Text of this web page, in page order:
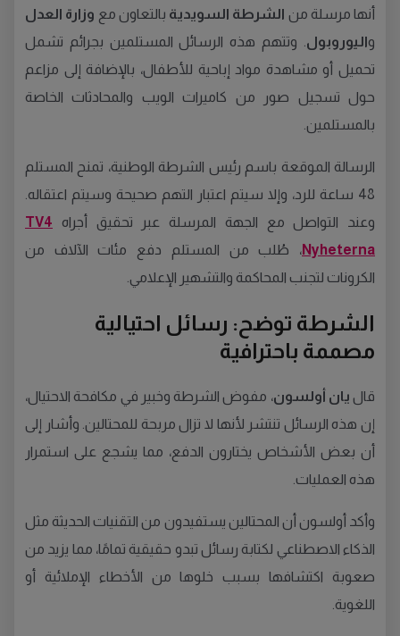
أنها مرسلة من الشرطة السويدية بالتعاون مع وزارة العدل
واليوروبول . وتتهم هذه الرسائل المستلمين بجرائم تشمل
تحميل أو مشاهدة مواد إباحية للأطفال، بالإضافة إلى مزاعم
حول تسجيل صور من كاميرات الويب والمحادثات الخاصة
بالمستلمين.
الرسالة الموقعة باسم رئيس الشرطة الوطنية، تمنح المستلم
48 ساعة للرد، وإلا سيتم اعتبار التهم صحيحة وسيتم اعتقاله.
وعند التواصل مع الجهة المرسلة عبر تحقيق أجراه TV4
Nyheterna، طُلب من المستلم دفع مئات الآلاف من
الكرونات لتجنب المحاكمة والتشهير الإعلامي.
الشرطة توضح: رسائل احتيالية
مصممة باحترافية
قال يان أولسون، مفوض الشرطة وخبير في مكافحة الاحتيال،
إن هذه الرسائل تنتشر لأنها لا تزال مربحة للمحتالين. وأشار إلى
أن بعض الأشخاص يختارون الدفع، مما يشجع على استمرار
هذه العمليات.
وأكد أولسون أن المحتالين يستفيدون من التقنيات الحديثة مثل
الذكاء الاصطناعي لكتابة رسائل تبدو حقيقية تمامًا، مما يزيد من
صعوبة اكتشافها بسبب خلوها من الأخطاء الإملائية أو
اللغوية.